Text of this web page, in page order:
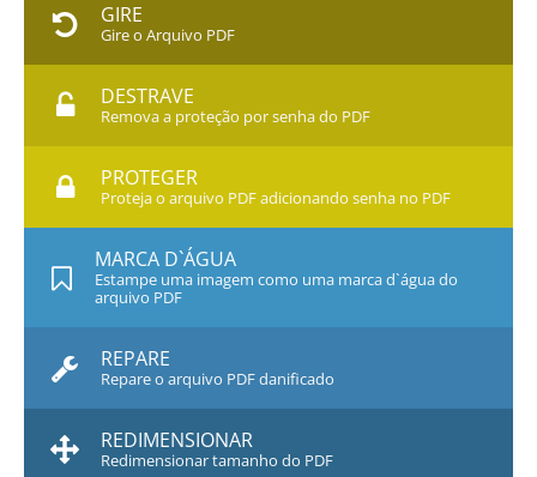
GIRE
Gire o Arquivo PDF
DESTRAVE
Remova a proteção por senha do PDF
PROTEGER
Proteja o arquivo PDF adicionando senha no PDF
MARCA D`ÁGUA
Estampe uma imagem como uma marca d`água do
arquivo PDF
REPARE
Repare o arquivo PDF danificado
REDIMENSIONAR
Redimensionar tamanho do PDF